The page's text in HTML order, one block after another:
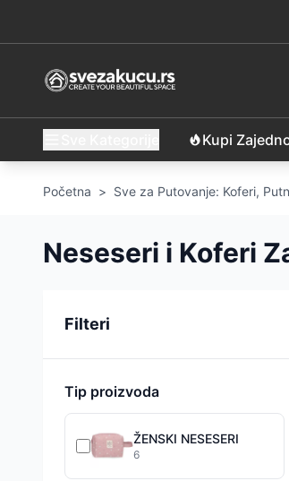
Kupi
Početna > Sve za Putovanje: Koferi,
Neseseri i Koferi
Filteri
Tip proizvoda
ŽENSKI NESESERI
6